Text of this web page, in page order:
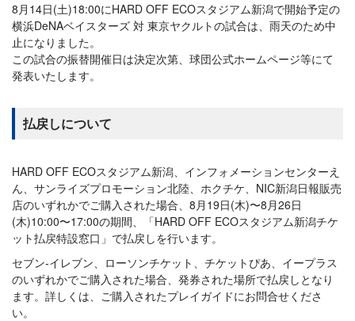
8月14日(土)18:00にHARD OFF ECOスタジアム新潟で開始予定の
横浜DeNAベイスターズ 対 東京ヤクルトの試合は、雨天のため中
止になりました。
この試合の振替開催日は決定次第、球団公式ホームページ等にて
発表いたします。
払戻しについて
HARD OFF ECOスタジアム新潟、インフォメーションセンターえ
ん、サンライズプロモーション北陸、ホクチケ、NIC新潟日報販売
店のいずれかでご購入された場合、8月19日(木)〜8月26日
(木)10:00〜17:00の期間、「HARD OFF ECOスタジアム新潟チケ
ット払戻特設窓口」で払戻しを行います。
セブン-イレブン、ローソンチケット、チケットぴあ、イープラス
のいずれかでご購入された場合、発券された場所で払戻しとなり
ます。詳しくは、ご購入されたプレイガイドにお問合せくださ
い。